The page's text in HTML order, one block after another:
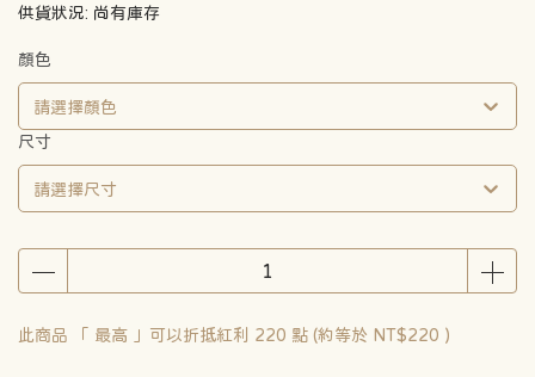
供貨狀況: 尚有庫存
顏色
請選擇顏色
尺寸
請選擇尺寸
此商品 「 最高 」可以折抵紅利 220 點 (約等於 NT$220 )